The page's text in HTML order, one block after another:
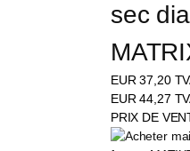
sec
EUR37,20
EUR44,27
PRIX DE